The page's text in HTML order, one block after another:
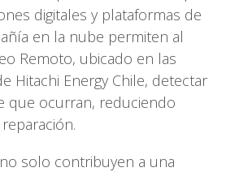
digitales y plataformas de
en la nube permiten al
Remoto, ubicado en las
Hitachi Energy Chile, detectar
que ocurran, reduciendo
solo contribuyen a una